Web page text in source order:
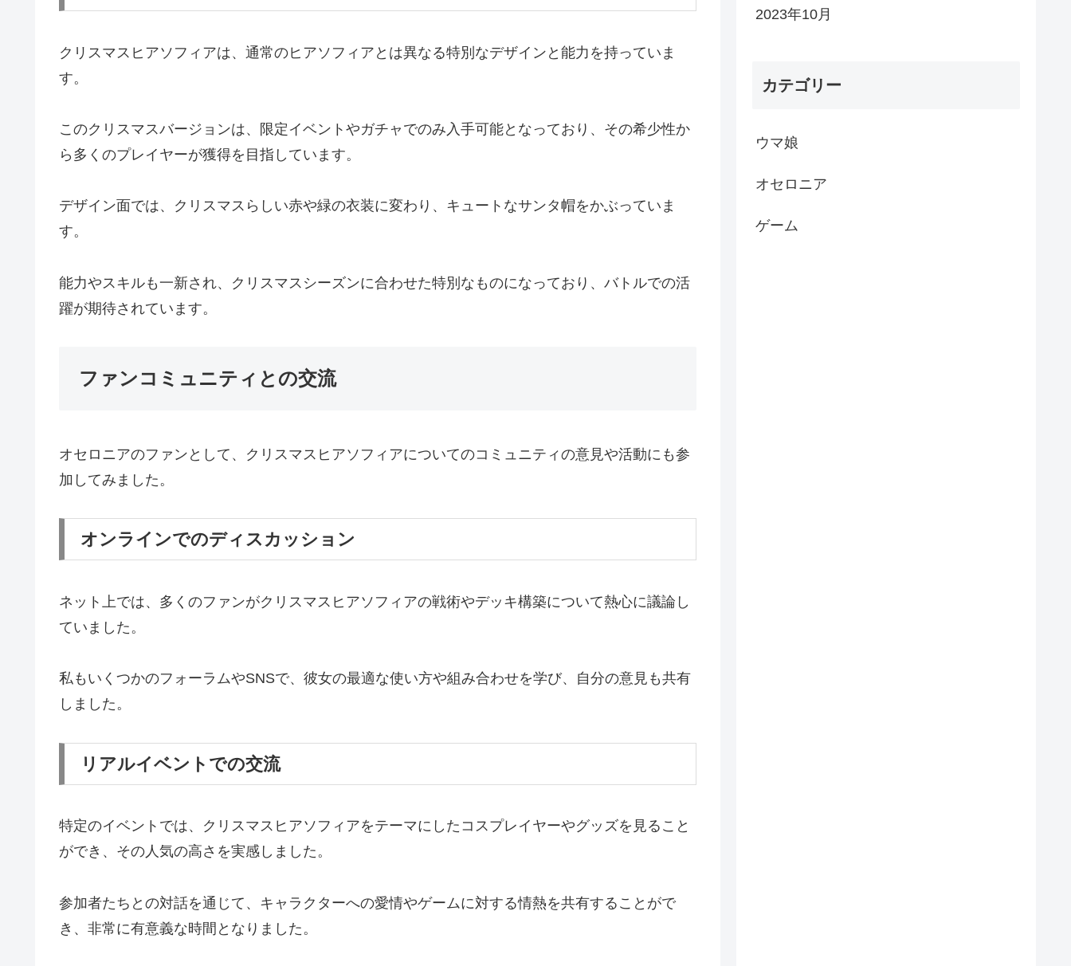
クリスマスヒアソフィアは、通常のヒアソフィアとは異なる特別なデザインと能力を持っていま
す。
このクリスマスバージョンは、限定イベントやガチャでのみ入手可能となっており、その希少性か
ら多くのプレイヤーが獲得を目指しています。
デザイン面では、クリスマスらしい赤や緑の衣装に変わり、キュートなサンタ帽をかぶっていま
す。
能力やスキルも一新され、クリスマスシーズンに合わせた特別なものになっており、バトルでの活
躍が期待されています。
ファンコミュニティとの交流
オセロニアのファンとして、クリスマスヒアソフィアについてのコミュニティの意見や活動にも参
加してみました。
オンラインでのディスカッション
ネット上では、多くのファンがクリスマスヒアソフィアの戦術やデッキ構築について熱心に議論し
ていました。
私もいくつかのフォーラムやSNSで、彼女の最適な使い方や組み合わせを学び、自分の意見も共有
しました。
リアルイベントでの交流
特定のイベントでは、クリスマスヒアソフィアをテーマにしたコスプレイヤーやグッズを見ること
ができ、その人気の高さを実感しました。
参加者たちとの対話を通じて、キャラクターへの愛情やゲームに対する情熱を共有することがで
き、非常に有意義な時間となりました。
2023年10月
カテゴリー
ウマ娘
オセロニア
ゲーム